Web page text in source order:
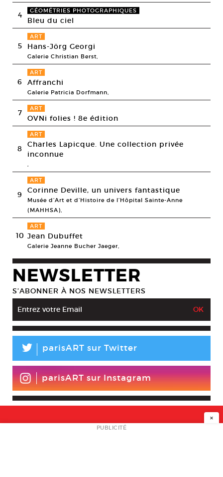
4 GÉOMÉTRIES PHOTOGRAPHIQUES
Bleu du ciel
5
ART
Hans-Jörg Georgi
Galerie Christian Berst,
6
ART
Affranchi
Galerie Patricia Dorfmann,
7 ART
OVNi folies ! 8e édition
8
ART
Charles Lapicque. Une collection privée
inconnue
,
9
ART
Corinne Deville, un univers fantastique
Musée d’Art et d’Histoire de l’Hôpital Sainte-Anne
(MAHHSA),
10
ART
Jean Dubuffet
Galerie Jeanne Bucher Jaeger,
NEWSLETTER
S’ABONNER À NOS NEWSLETTERS
L parisART sur Twitter
parisART sur Instagram
NEWSLETTER
×
PUBLICITÉ